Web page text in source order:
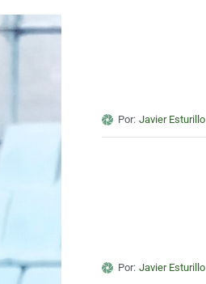
Por: Javier Esturillo
Por: Javier Esturillo